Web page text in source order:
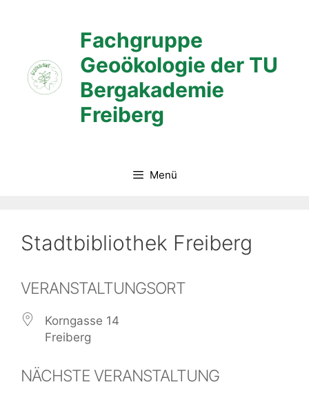
Fachgruppe
Geoökologie der TU
Bergakademie
Freiberg
Menü
Stadtbibliothek Freiberg
VERANSTALTUNGSORT
Korngasse 14
Freiberg
NÄCHSTE VERANSTALTUNG